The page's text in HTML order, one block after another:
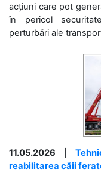
acțiuni care pot
în pericol
perturbări ale
11.05.2026 |
reabilitarea căii